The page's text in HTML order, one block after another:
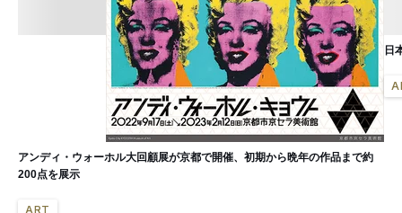
アンディ・ウォーホル大回顧展が京都で開催、初期から晩年の作品まで約
200点を展示
ART
日